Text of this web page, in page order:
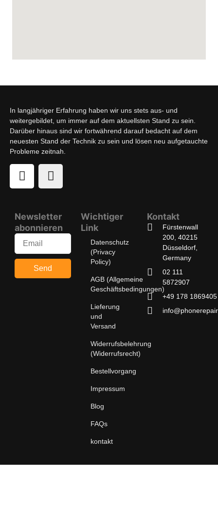
In langjähriger Erfahrung haben wir uns stets aus- und
weitergebildet, um immer auf dem aktuellsten Stand zu sein.
Darüber hinaus sind wir fortwährend darauf bedacht auf dem
neuesten Stand der Technik zu sein und lösen neu aufgetauchte
Probleme zeitnah.
Kontakt
Fürstenwall
200, 40215
Düsseldorf,
Germany
02 111
5872907
+49 178 1869405
Wichtiger
Link
Datenschutz
(Privacy
Policy)
AGB (Allgemeine
Geschäftsbedingungen)
Lieferung
und
Versand
Widerrufsbelehrung
(Widerrufsrecht)
Bestellvorgang
Impressum
Blog
FAQs
kontakt
Newsletter
abonnieren
Send